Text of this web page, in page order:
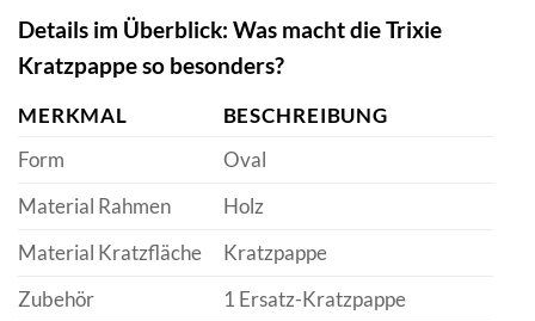
Details im Überblick: Was macht die Trixie
Kratzpappe so besonders?
MERKMAL
BESCHREIBUNG
Form
Oval
Material Rahmen
Holz
Material Kratzfläche
Kratzpappe
Zubehör
1 Ersatz-Kratzpappe